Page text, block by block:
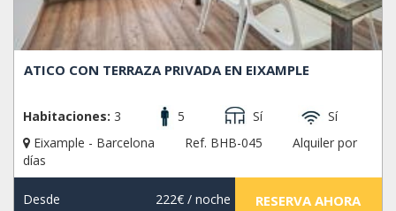
ATICO CON TERRAZA PRIVADA EN EIXAMPLE
Habitaciones: 3 5 Sí
Sí
Eixample - Barcelona
Ref. BHB-045
Alquiler por
días
Desde 222€/ noche RESERVA AHORA